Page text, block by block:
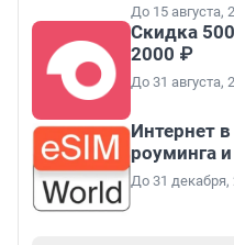
До 15 августа,
Скидка
2000 ₽
До 31 августа,
Интернет
роуминга
До 31 декабря,